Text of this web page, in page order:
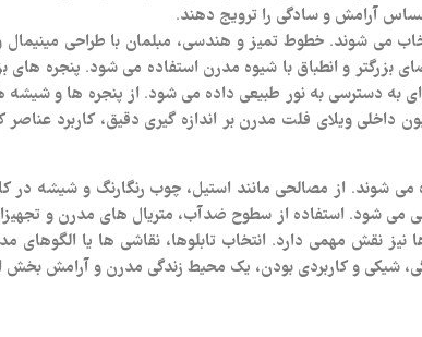
آرامش و سادگی را ترویج دهند.
می‌ شوند. خطوط تمیز و هندسی، مبلمان با طراحی
بزرگتر و انطباق با شیوه مدرن استفاده می‌ شود. پنجره‌ های
به دسترسی به نور طبیعی داده می‌ شود. از پنجره‌ ها و شیشه‌
ویلای فلت مدرن بر اندازه‌ گیری دقیق، کاربرد عناصر
می‌ شوند. از مصالحی مانند استیل، چوب رنگارنگ و شیشه در
می‌ شود. استفاده از سطوح ضدآب، متریال‌ های مدرن و
نیز نقش مهمی دارد. انتخاب تابلوها، نقاشی‌ ها یا
شیکی و کاربردی بودن، یک محیط زندگی مدرن و آرامش‌ بخش